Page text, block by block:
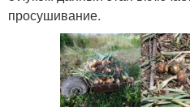
просушивание.